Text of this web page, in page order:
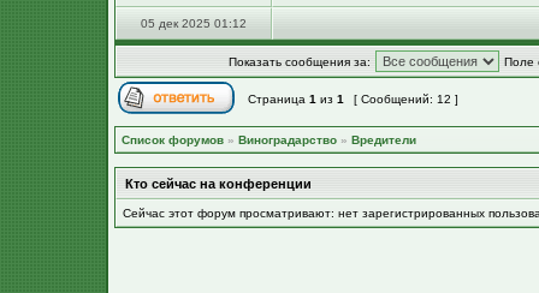
05 дек 2025 01:12
Показать сообщения за: Поле
Страница 1 из 1 [ Сообщений: 12 ]
Список форумов » Виноградарство » Вредители
Кто сейчас на конференции
Сейчас этот форум просматривают: нет зарегистрированных